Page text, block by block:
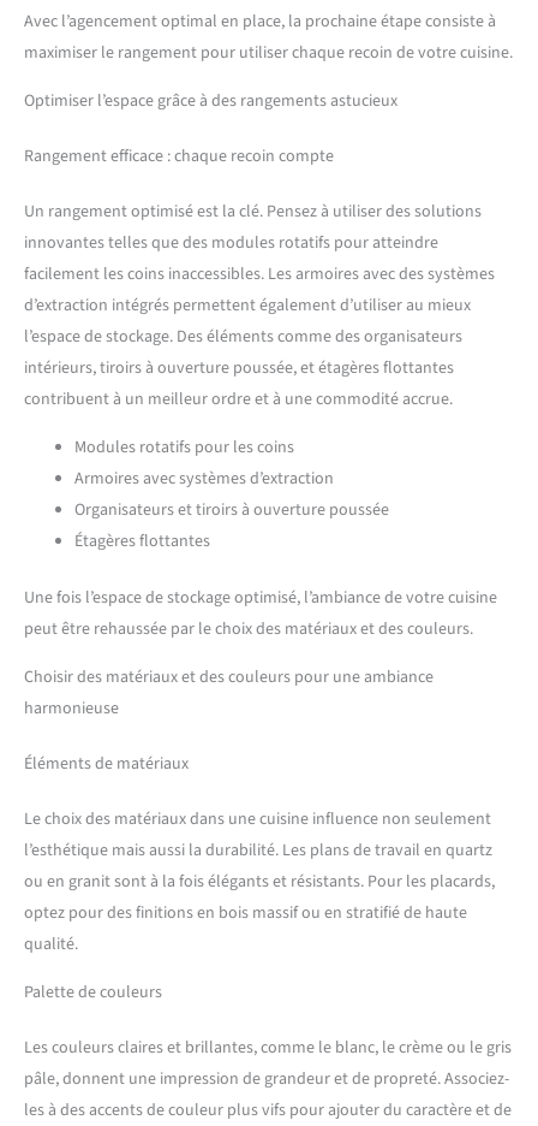
Avec l’agencement optimal en place, la prochaine étape consiste à
maximiser le rangement pour utiliser chaque recoin de votre cuisine.
Optimiser l’espace grâce à des rangements astucieux
Rangement efficace : chaque recoin compte
Un rangement optimisé est la clé. Pensez à utiliser des solutions
innovantes telles que des modules rotatifs pour atteindre
facilement les coins inaccessibles. Les armoires avec des systèmes
d’extraction intégrés permettent également d’utiliser au mieux
l’espace de stockage. Des éléments comme des organisateurs
intérieurs, tiroirs à ouverture poussée, et étagères flottantes
contribuent à un meilleur ordre et à une commodité accrue.
Modules rotatifs pour les coins
Armoires avec systèmes d’extraction
Organisateurs et tiroirs à ouverture poussée
Étagères flottantes
Une fois l’espace de stockage optimisé, l’ambiance de votre cuisine
peut être rehaussée par le choix des matériaux et des couleurs.
Choisir des matériaux et des couleurs pour une ambiance
harmonieuse
Éléments de matériaux
Le choix des matériaux dans une cuisine influence non seulement
l’esthétique mais aussi la durabilité. Les plans de travail en quartz
ou en granit sont à la fois élégants et résistants. Pour les placards,
optez pour des finitions en bois massif ou en stratifié de haute
qualité.
Palette de couleurs
Les couleurs claires et brillantes, comme le blanc, le crème ou le gris
pâle, donnent une impression de grandeur et de propreté. Associez-
les à des accents de couleur plus vifs pour ajouter du caractère et de